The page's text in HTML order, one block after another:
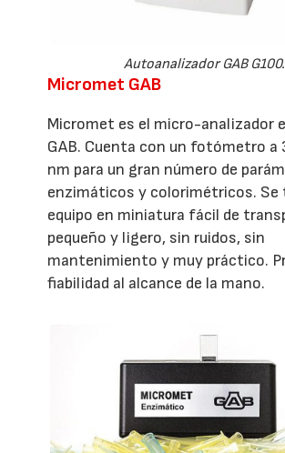
Autoanalizador GAB G100.
Micromet GAB
Micromet es el micro-analizador
GAB. Cuenta con un fotómetro a
nm para un gran número de
enzimáticos y colorimétricos. Se
equipo en miniatura fácil de
pequeño y ligero, sin ruidos, sin
mantenimiento y muy práctico.
fiabilidad al alcance de la mano.